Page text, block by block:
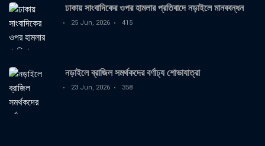
ঢাকায় সাংবাদিকের ওপর হামলার প্রতিবাদে নড়াইলে মানববন্ধন
25 Jun, 2026 415
নড়াইলে ব্রাজিল সমর্থকদের বর্ণাঢ্য শোভাযাত্রা
23 Jun, 2026 358